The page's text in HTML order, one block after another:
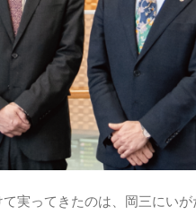
実ってきたのは、岡三にい